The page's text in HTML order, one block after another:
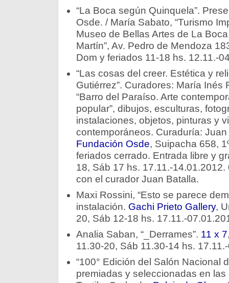
“La Boca según Quinquela”.
Osde. / María Sabato, “Turismo
Museo de Bellas Artes de La
Martín”, Av. Pedro de Mendoza
Dom y feriados 11-18 hs. 12.11.-
“Las cosas del creer. Estética y
Gutiérrez”. Curadores: María Inés
“Barro del Paraíso. Arte
popular”, dibujos, esculturas,
instalaciones, objetos, pinturas y
contemporáneos. Curaduría:
Fundación Osde, Suipacha 658,
feriados cerrado. Entrada libre y
18, Sáb 17 hs. 17.11.-
con el curador Juan Batalla.
Maxi Rossini, “Esto se parece
instalación. Gachi Prieto Gallery,
20, Sáb 12-18 hs. 17.11.-
Analia Saban, “_Derrames”. 11 x 7
11.30-20, Sáb 11.30-14 hs.
“100° Edición del Salón Nacional
premiadas y seleccionadas en